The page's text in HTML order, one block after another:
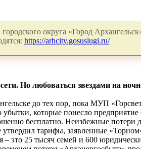
округа «Город
https://arhcity.gosuslugi.ru/
Но любоваться звездами на
до тех пор, пока МУП
которые понесло предприятие
бесплатно. Неизбежные
тарифы, заявленные
– это 25 тысяч семей и 600